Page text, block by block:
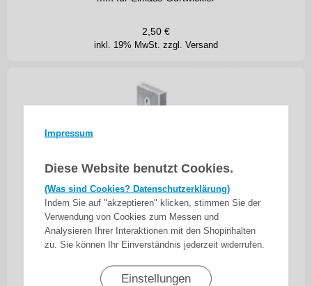
Impressum
Diese Website benutzt Cookies.
(Was sind Cookies? Datenschutzerklärung)
Indem Sie auf "akzeptieren" klicken, stimmen Sie der
Verwendung von Cookies zum Messen und
Analysieren Ihrer Interaktionen mit den Shopinhalten
zu. Sie können Ihr Einverständnis jederzeit widerrufen.
Einstellungen
inkl. 19% MwSt. zzgl. Versand
2,50 €